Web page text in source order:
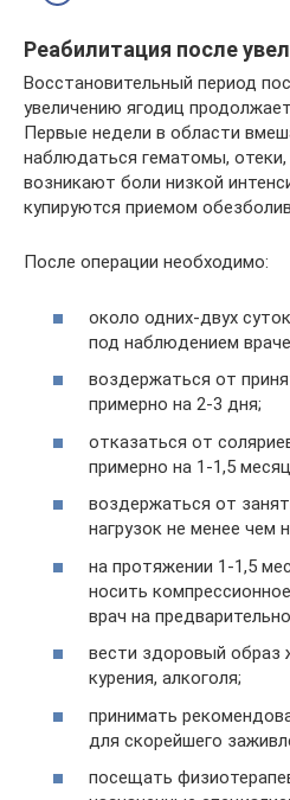
Реабилитация после
Восстановительный период
увеличению ягодиц
Первые недели в области
наблюдаться гематомы,
возникают боли низкой
купируются приемом
После операции необходимо:
около одних-двух
под наблюдением
воздержаться от
примерно на 2-3 дня;
отказаться от
примерно на 1-1,5
воздержаться от
нагрузок не менее чем
на протяжении 1-1,5
носить
врач на
вести здоровый образ
курения, алкоголя;
принимать
для скорейшего
посещать